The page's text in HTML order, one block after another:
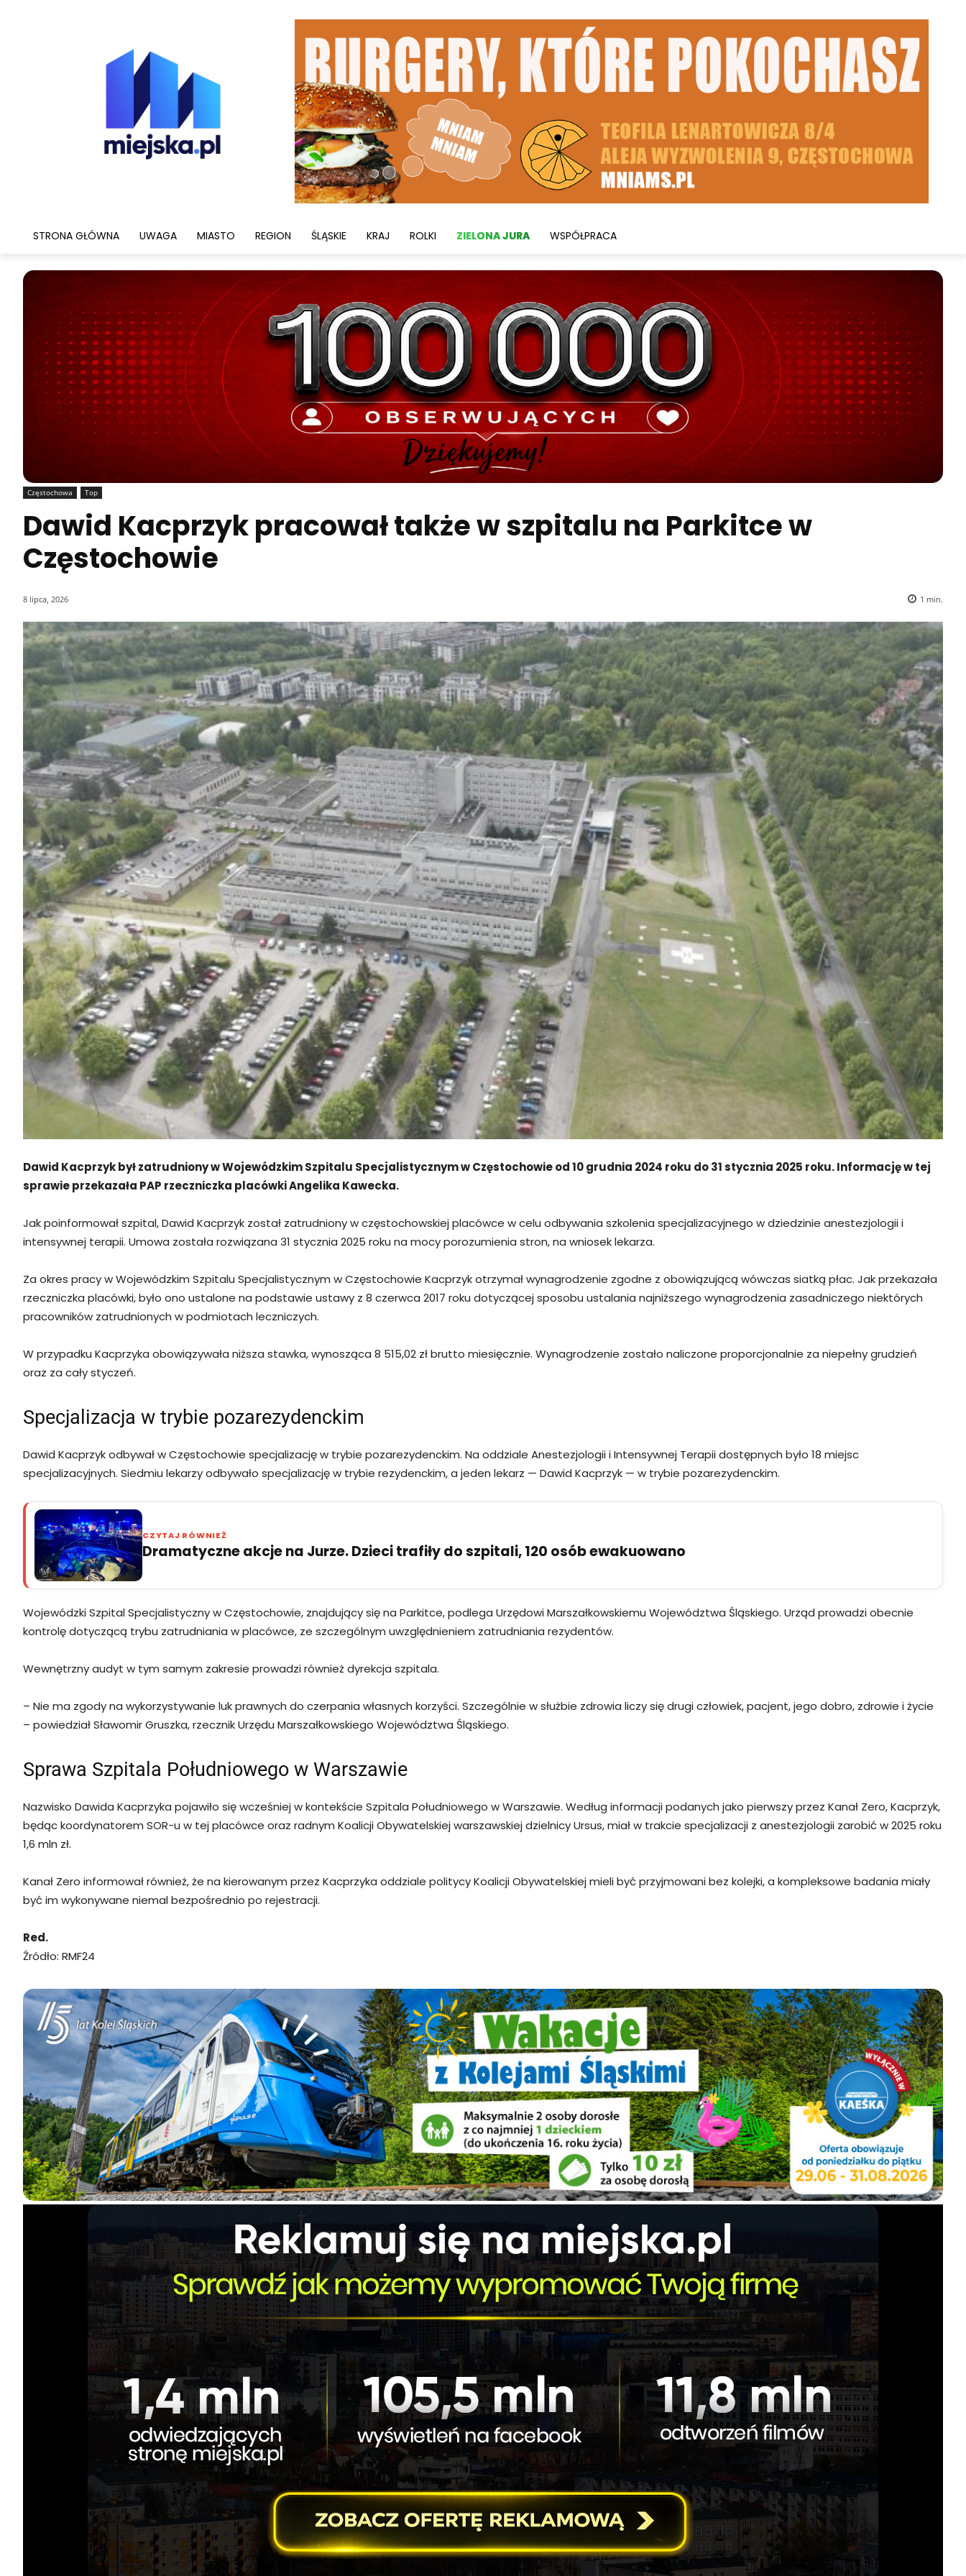
STRONA GŁÓWNA UWAGA MIASTO REGION ŚLĄSKIE KRAJ ROLKI ZIELONA JURA WSPÓŁPRACA
Częstochowa Top
Dawid Kacprzyk pracował także w szpitalu na Parkitce w
Częstochowie
8 lipca, 2026 1 min.
Dawid Kacprzyk był zatrudniony w Wojewódzkim Szpitalu Specjalistycznym w Częstochowie od 10 grudnia 2024 roku do 31 stycznia 2025 roku. Informację w tej
sprawie przekazała PAP rzeczniczka placówki Angelika Kawecka.
Jak poinformował szpital, Dawid Kacprzyk został zatrudniony w częstochowskiej placówce w celu odbywania szkolenia specjalizacyjnego w dziedzinie anestezjologii i
intensywnej terapii. Umowa została rozwiązana 31 stycznia 2025 roku na mocy porozumienia stron, na wniosek lekarza.
Za okres pracy w Wojewódzkim Szpitalu Specjalistycznym w Częstochowie Kacprzyk otrzymał wynagrodzenie zgodne z obowiązującą wówczas siatką płac. Jak przekazała
rzeczniczka placówki, było ono ustalone na podstawie ustawy z 8 czerwca 2017 roku dotyczącej sposobu ustalania najniższego wynagrodzenia zasadniczego niektórych
pracowników zatrudnionych w podmiotach leczniczych.
W przypadku Kacprzyka obowiązywała niższa stawka, wynosząca 8 515,02 zł brutto miesięcznie. Wynagrodzenie zostało naliczone proporcjonalnie za niepełny grudzień
oraz za cały styczeń.
Specjalizacja w trybie pozarezydenckim
Dawid Kacprzyk odbywał w Częstochowie specjalizację w trybie pozarezydenckim. Na oddziale Anestezjologii i Intensywnej Terapii dostępnych było 18 miejsc
specjalizacyjnych. Siedmiu lekarzy odbywało specjalizację w trybie rezydenckim, a jeden lekarz — Dawid Kacprzyk — w trybie pozarezydenckim.
CZYTAJ RÓWNIEŻ
Dramatyczne akcje na Jurze. Dzieci trafiły do szpitali, 120 osób ewakuowano
Wojewódzki Szpital Specjalistyczny w Częstochowie, znajdujący się na Parkitce, podlega Urzędowi Marszałkowskiemu Województwa Śląskiego. Urząd prowadzi obecnie
kontrolę dotyczącą trybu zatrudniania w placówce, ze szczególnym uwzględnieniem zatrudniania rezydentów.
Wewnętrzny audyt w tym samym zakresie prowadzi również dyrekcja szpitala.
– Nie ma zgody na wykorzystywanie luk prawnych do czerpania własnych korzyści. Szczególnie w służbie zdrowia liczy się drugi człowiek, pacjent, jego dobro, zdrowie i życie
– powiedział Sławomir Gruszka, rzecznik Urzędu Marszałkowskiego Województwa Śląskiego.
Sprawa Szpitala Południowego w Warszawie
Nazwisko Dawida Kacprzyka pojawiło się wcześniej w kontekście Szpitala Południowego w Warszawie. Według informacji podanych jako pierwszy przez Kanał Zero, Kacprzyk,
będąc koordynatorem SOR-u w tej placówce oraz radnym Koalicji Obywatelskiej warszawskiej dzielnicy Ursus, miał w trakcie specjalizacji z anestezjologii zarobić w 2025 roku
1,6 mln zł.
Kanał Zero informował również, że na kierowanym przez Kacprzyka oddziale politycy Koalicji Obywatelskiej mieli być przyjmowani bez kolejki, a kompleksowe badania miały
być im wykonywane niemal bezpośrednio po rejestracji.
Red.
Źródło: RMF24